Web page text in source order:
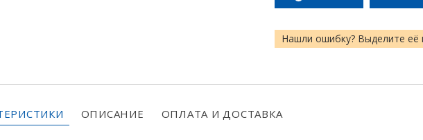
Нашли ошибку? Выделите её
ОПИСАНИЕ ОПЛАТА И ДОСТАВКА